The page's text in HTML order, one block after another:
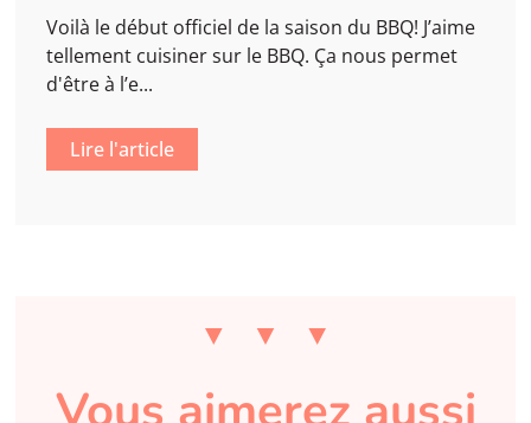
Voilà le début officiel de la saison du BBQ! J’aime
tellement cuisiner sur le BBQ. Ça nous permet
d'être à l’e...
Lire l'article